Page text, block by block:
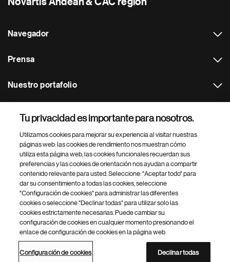
Novartis Andean & CAC region
Navegador
Prensa
Nuestro portafolio
Footer Site Search
inferior
del
© 2026 Novartis AG
Política de privacidad Términos de uso
Accesibilidad
Configuración de cookies
Mapa del sitio
Tu privacidad es importante para nosotros.
Utilizamos cookies para mejorar su experiencia al visitar nuestras
páginas web: las cookies de rendimiento nos muestran cómo
utiliza esta página web, las cookies funcionales recuerdan sus
preferencias y las cookies de orientación nos ayudan a compartir
contenido relevante para usted. Seleccione: "Aceptar todo" para
dar su consentimiento a todas las cookies, seleccione
"Configuración de cookies" para administrar las diferentes
cookies o seleccione "Declinar todas" para utilizar solo las
cookies estrictamente necesarias. Puede cambiar su
configuración de cookies en cualquier momento presionando el
enlace de configuración de cookies en la página web.
Configuración de cookies Declinar todas